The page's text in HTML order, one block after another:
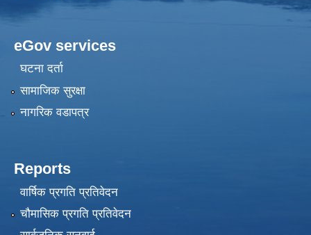
eGov services
घटना दर्ता
सामाजिक सुरक्षा
नागरिक वडापत्र
Reports
वार्षिक प्रगति प्रतिवेदन
चौमासिक प्रगति प्रतिवेदन